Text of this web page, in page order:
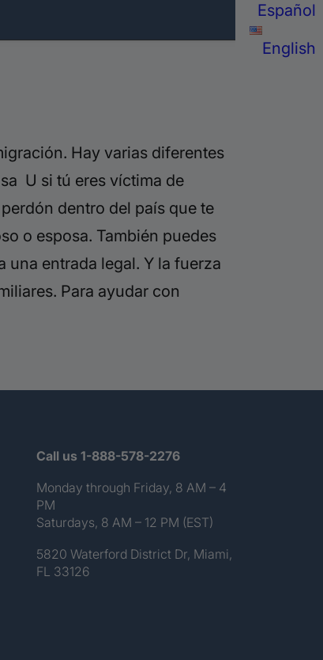
Español
English
Hay varias diferentes
U si tú eres víctima de
dentro del país que te
o esposa. También puedes
una entrada legal. Y la fuerza
Para ayudar con
Call us 1-888-578-2276
Monday through Friday, 8 AM – 4
PM
Saturdays, 8 AM – 12 PM (EST)
5820 Waterford District Dr, Miami,
FL 33126